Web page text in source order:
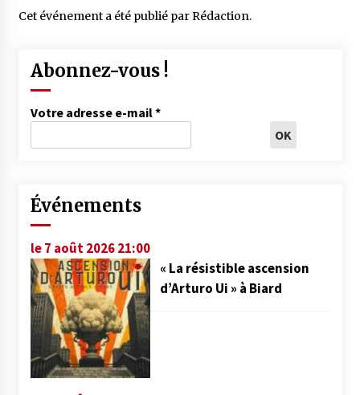
Cet événement a été publié parRédaction.
Abonnez-vous !
Votre adresse e-mail*
Événements
le 7 août 2026 21:00
« La résistible ascension
d’Arturo Ui » à Biard